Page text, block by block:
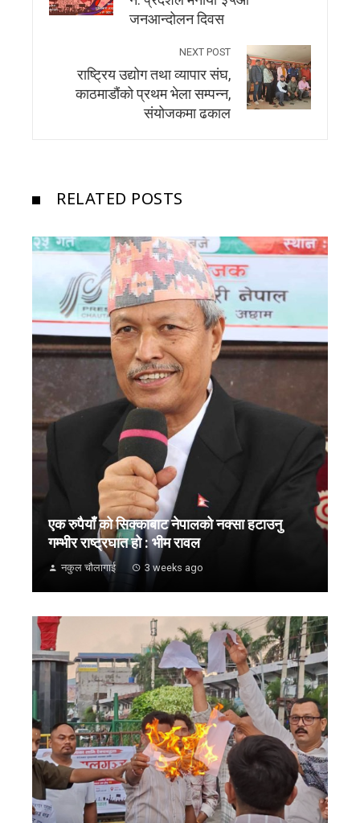
जनआन्दोलन दिवस
NEXT POST
राष्ट्रिय उद्योग तथा व्यापार संघ,
काठमाडौंको प्रथम भेला सम्पन्न,
संयोजकमा ढकाल
RELATED POSTS
एक रुपैयाँ को सिक्काबाट नेपालको नक्सा हटाउनु
गम्भीर राष्ट्रघात हो : भीम रावल
नकुल चौलागाई 3 weeks ago